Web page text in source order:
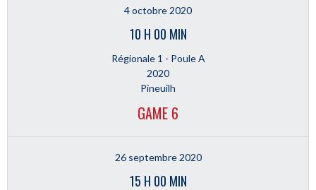
4 octobre 2020
10 H 00 MIN
Régionale 1 - Poule A
2020
Pineuilh
GAME 6
26 septembre 2020
15 H 00 MIN